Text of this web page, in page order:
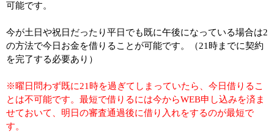
可能です。
今が土日や祝日だったり平日でも既に午後になっている場合は2
の方法で今日お金を借りることが可能です。（21時までに契約
を完了する必要あり）
※曜日問わず既に21時を過ぎてしまっていたら、今日借りるこ
とは不可能です。最短で借りるには今からWEB申し込みを済ま
せておいて、明日の審査通過後に借り入れをするのが最短で
す。